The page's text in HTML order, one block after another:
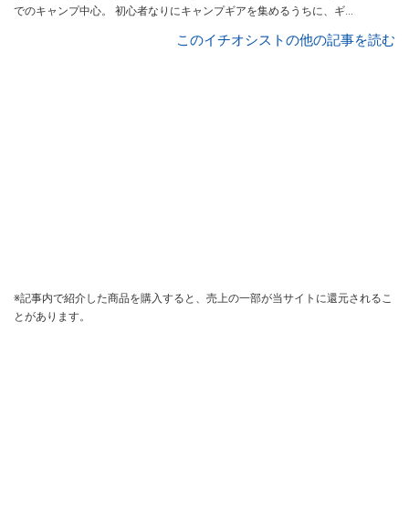
でのキャンプ中心。 初心者なりにキャンプギアを集めるうちに、ギア
このイチオシストの他の記事を読む
※記事内で紹介した商品を購入すると、売上の一部が当サイトに還元されるこ
とがあります。